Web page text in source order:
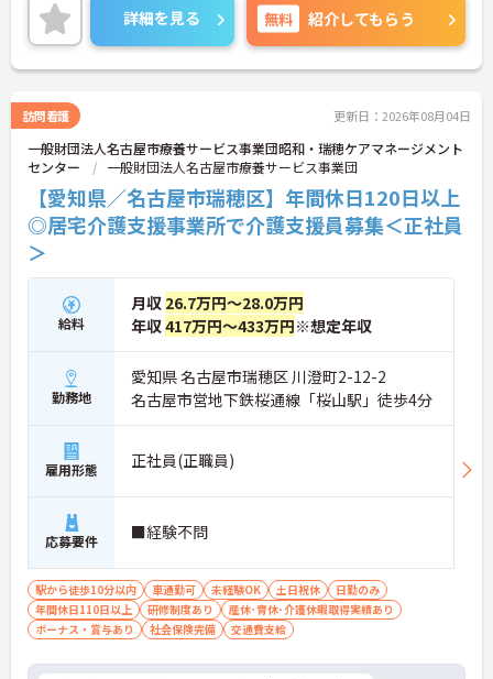
や終末期の方にも対応されています。
夜勤専従としての介護業務を行っていただきます。
福利厚生が充実しており、安心して長くご勤務いた
だける環境です。
に詳細をご案内しますのでお気軽にご相談くださ
い！
詳細を見る 無料 紹介してもらう
訪問看護 更新日：2026年08月04日
一般財団法人名古屋市療養サービス事業団昭和・瑞穂ケアマネージメント
センター
一般財団法人名古屋市療養サービス事業団
【愛知県／名古屋市瑞穂区】年間休日120日以上
◎居宅介護支援事業所で介護支援員募集＜正社員
＞
給料
月収 26.7万円～28.0万円
年収417万円～433万円※想定年収
勤務地
愛知県 名古屋市瑞穂区 川澄町2-12-2
名古屋市営地下鉄桜通線「桜山駅」徒歩4分
雇用形態 正社員(正職員)
応募要件 ■経験不問
駅から徒歩10分以内 車通勤可 未経験OK 土日祝休
日勤のみ
年間休日110日以上
研修制度あり
産休･育休･介護休暇取得実績あり
ボーナス・賞与あり
社会保険完備 交通費支給